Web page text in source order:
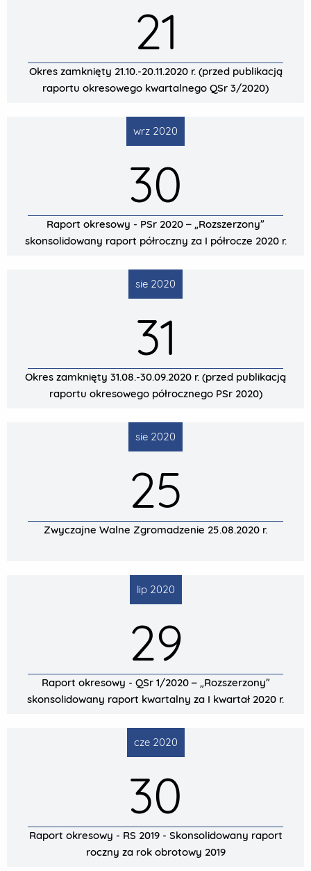
21
Okres zamknięty 21.10.-20.11.2020 r. (przed publikacją
raportu okresowego kwartalnego QSr 3/2020)
wrz 2020
30
Raport okresowy - PSr 2020 – „Rozszerzony”
skonsolidowany raport półroczny za I półrocze 2020 r.
sie 2020
31
Okres zamknięty 31.08.-30.09.2020 r. (przed publikacją
raportu okresowego półrocznego PSr 2020)
sie 2020
25
Zwyczajne Walne Zgromadzenie 25.08.2020 r.
lip 2020
29
Raport okresowy - QSr 1/2020 – „Rozszerzony”
skonsolidowany raport kwartalny za I kwartał 2020 r.
cze 2020
30
Raport okresowy - RS 2019 - Skonsolidowany raport
roczny za rok obrotowy 2019